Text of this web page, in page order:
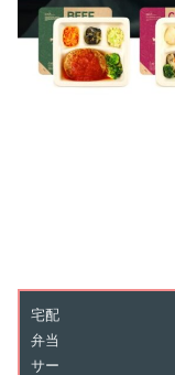
宅配
弁当
サー